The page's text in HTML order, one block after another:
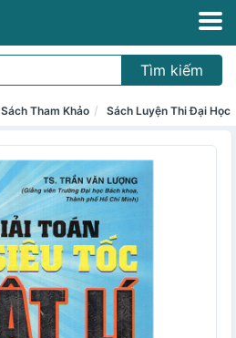
Tìm kiếm
Sách Tham Khảo Sách Luyện Thi Đại Học